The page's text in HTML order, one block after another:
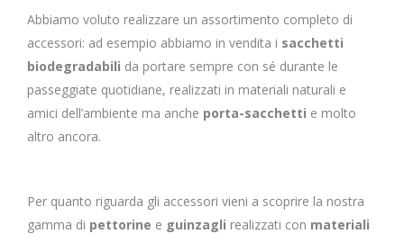
Abbiamo voluto realizzare un assortimento completo di
accessori: ad esempio abbiamo in vendita i sacchetti
biodegradabili da portare sempre con sé durante le
passeggiate quotidiane, realizzati in materiali naturali e
amici dell’ambiente ma anche porta-sacchetti e molto
altro ancora.
Per quanto riguarda gli accessori vieni a scoprire la nostra
gamma di pettorine e guinzagli realizzati con materiali